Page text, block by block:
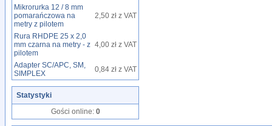
Mikrorurka 12 / 8 mm
pomarańczowa na
metry z pilotem
2,50 zł z VAT
Rura RHDPE 25 x 2,0
mm czarna na metry - z
pilotem
4,00 zł z VAT
Adapter SC/APC, SM,
SIMPLEX
0,84 zł z VAT
Statystyki
Gości online: 0